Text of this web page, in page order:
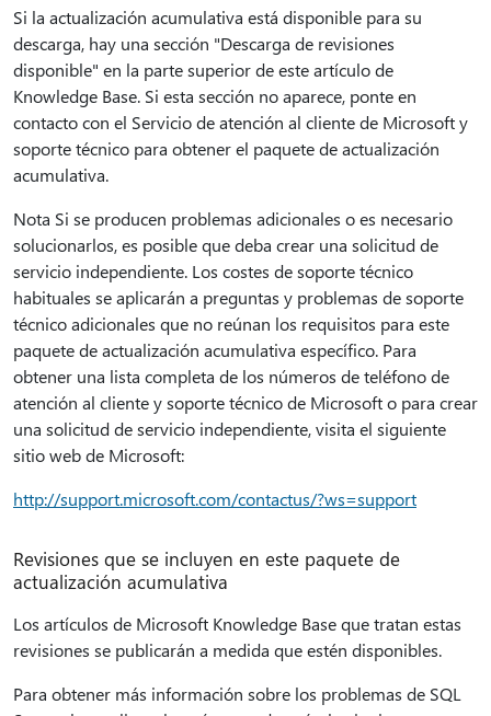
Si la actualización acumulativa está disponible para su
descarga, hay una sección "Descarga de revisiones
disponible" en la parte superior de este artículo de
Knowledge Base. Si esta sección no aparece, ponte en
contacto con el Servicio de atención al cliente de Microsoft y
soporte técnico para obtener el paquete de actualización
acumulativa.
Nota Si se producen problemas adicionales o es necesario
solucionarlos, es posible que deba crear una solicitud de
servicio independiente. Los costes de soporte técnico
habituales se aplicarán a preguntas y problemas de soporte
técnico adicionales que no reúnan los requisitos para este
paquete de actualización acumulativa específico. Para
obtener una lista completa de los números de teléfono de
atención al cliente y soporte técnico de Microsoft o para crear
una solicitud de servicio independiente, visita el siguiente
sitio web de Microsoft:
http://support.microsoft.com/contactus/?ws=support
Revisiones que se incluyen en este paquete de
actualización acumulativa
Los artículos de Microsoft Knowledge Base que tratan estas
revisiones se publicarán a medida que estén disponibles.
Para obtener más información sobre los problemas de SQL